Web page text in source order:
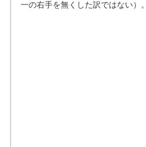
一の右手を無くした訳ではない）。